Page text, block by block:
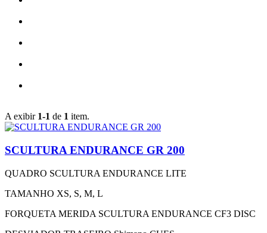
A exibir 1-1 de 1 item.
SCULTURA ENDURANCE GR 200
QUADRO SCULTURA ENDURANCE LITE
TAMANHO XS, S, M, L
FORQUETA MERIDA SCULTURA ENDURANCE CF3 DISC